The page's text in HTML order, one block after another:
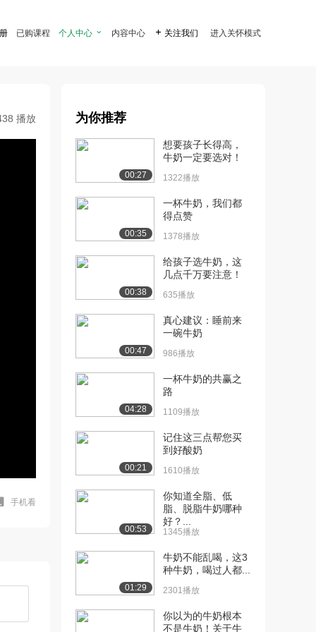
已购课程 个人中心  内容中心  关注我们 进入关怀模式
播放
手机看
为你推荐
00:27
想要孩子长得高，
牛奶一定要选对！
1322播放
00:35
一杯牛奶，我们都
得点赞
1378播放
00:38
给孩子选牛奶，这
几点千万要注意！
635播放
00:47
真心建议：睡前来
一碗牛奶
986播放
04:28
一杯牛奶的共赢之
路
1109播放
00:21
记住这三点帮您买
到好酸奶
1610播放
00:53
你知道全脂、低
脂、脱脂牛奶哪种
好？...
1345播放
01:29
牛奶不能乱喝，这3
种牛奶，喝过人都...
2301播放
你以为的牛奶根本
不是牛奶！关于牛